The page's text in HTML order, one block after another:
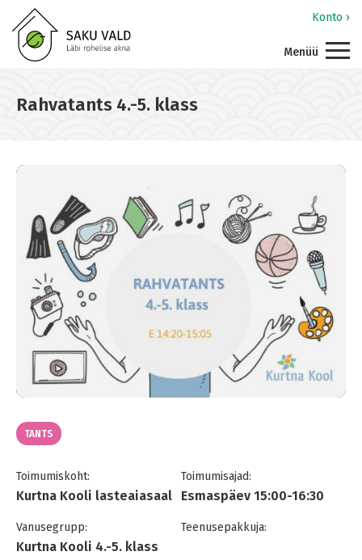
Konto ›
Menüü
Rahvatants 4.-5. klass
TANTS
Toimumiskoht:
Kurtna Kooli lasteaiasaal
Toimumisajad:
Esmaspäev 15:00-16:30
Vanusegrupp:
Kurtna Kooli 4.-5. klass
Teenusepakkuja: